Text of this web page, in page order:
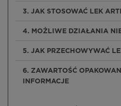
3. JAK STOSOWAĆ LEK
4. MOŻLIWE DZIAŁANIA
5. JAK PRZECHOWYWAĆ
6. ZAWARTOŚĆ
INFORMACJE